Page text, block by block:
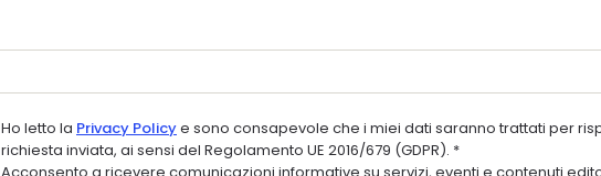
Ho letto la Privacy Policye sono consapevole che i miei dati saranno trattati per
richiesta inviata, ai sensi del Regolamento UE 2016/679 (GDPR). *